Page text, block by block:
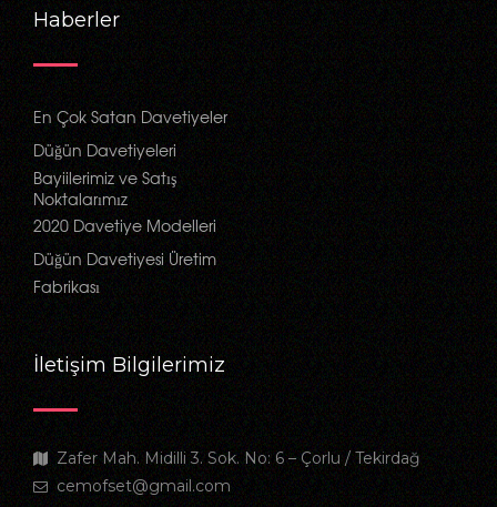
Haberler
En Çok Satan Davetiyeler
Düğün Davetiyeleri
Bayiilerimiz ve Satış
Noktalarımız
2020 Davetiye Modelleri
Düğün Davetiyesi Üretim
Fabrikası
İletişim Bilgilerimiz
Zafer Mah. Midilli 3. Sok. No: 6 – Çorlu / Tekirdağ
cemofset@gmail.com